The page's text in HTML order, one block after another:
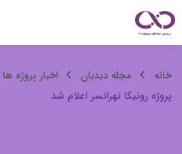
پرش
به
محتوا
اقساط
جدید
خانه مجله دیدبان اخبار پروژه ها
پروژه رونیکا تهرانسر اعلام شد